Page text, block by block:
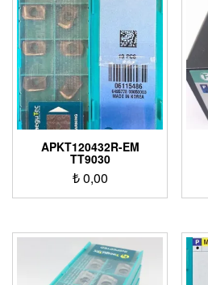
APKT120432R-EM
TT9030
₺0,00